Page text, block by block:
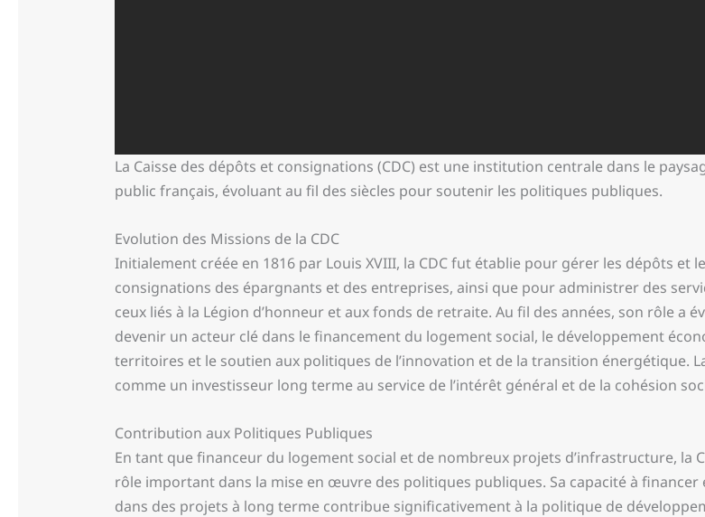
La Caisse des dépôts et consignations (CDC) est une institution centrale dans le
public français, évoluant au fil des siècles pour soutenir les politiques publiques.
Evolution des Missions de la CDC
Initialement créée en 1816 par Louis XVIII, la CDC fut établie pour gérer les dépôts et
consignations des épargnants et des entreprises, ainsi que pour administrer des
ceux liés à la Légion d’honneur et aux fonds de retraite. Au fil des années, son rôle a
devenir un acteur clé dans le financement du logement social, le développement
territoires et le soutien aux politiques de l’innovation et de la transition énergétique.
comme un investisseur long terme au service de l’intérêt général et de la cohésion
Contribution aux Politiques Publiques
En tant que financeur du logement social et de nombreux projets d’infrastructure, la
rôle important dans la mise en œuvre des politiques publiques. Sa capacité à financer
dans des projets à long terme contribue significativement à la politique de